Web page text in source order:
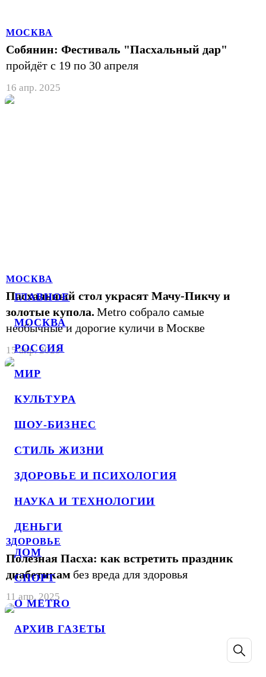
ГЛАВНОЕ
МОСКВА
РОССИЯ
МИР
КУЛЬТУРА
ШОУ-БИЗНЕС
СТИЛЬ ЖИЗНИ
ЗДОРОВЬЕ И ПСИХОЛОГИЯ
НАУКА И ТЕХНОЛОГИИ
ДЕНЬГИ
ДОМ
СПОРТ
О METRO
АРХИВ ГАЗЕТЫ
МОСКВА
Собянин: Фестиваль "Пасхальный дар"
пройдёт с 19 по 30 апреля
16 апр. 2025
МОСКВА
Пасхальный стол украсят Мачу-Пикчу и
золотые купола. Metro собрало самые
необычные и дорогие куличи в Москве
15 апр. 2025
ЗДОРОВЬЕ
Полезная Пасха: как встретить праздник
диабетикам без вреда для здоровья
11 апр. 2025